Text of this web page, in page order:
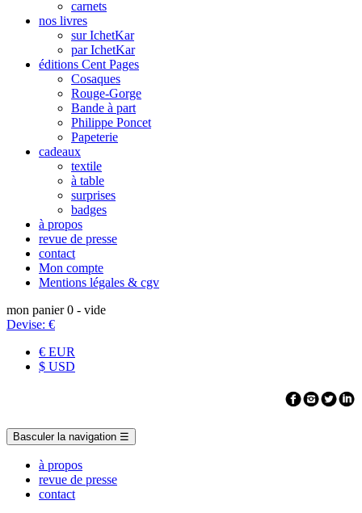
carnets
nos livres
sur IchetKar
par IchetKar
éditions Cent Pages
Cosaques
Rouge-Gorge
Bande à part
Philippe Poncet
Papeterie
cadeaux
textile
à table
surprises
badges
à propos
revue de presse
contact
Mon compte
Mentions légales & cgv
mon panier 0 - vide
Devise: €
€ EUR
$ USD
Basculer la navigation ☰
à propos
revue de presse
contact